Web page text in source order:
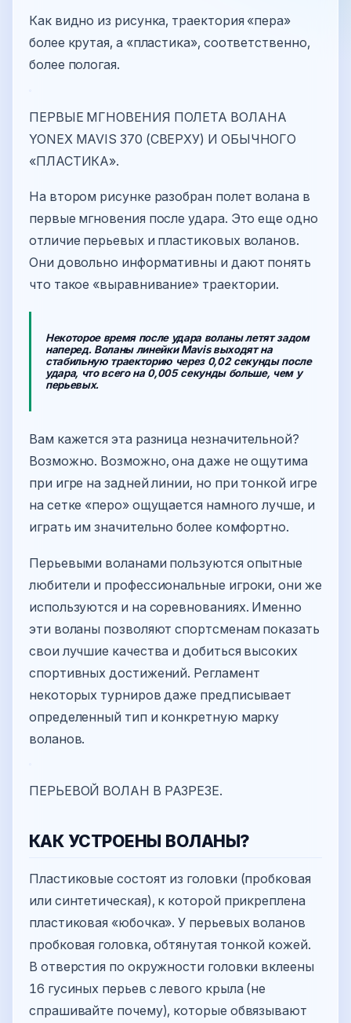
Как видно из рисунка, траектория «пера»
более крутая, а «пластика», соответственно,
более пологая.
ПЕРВЫЕ МГНОВЕНИЯ ПОЛЕТА ВОЛАНА
YONEX MAVIS 370 (СВЕРХУ) И ОБЫЧНОГО
«ПЛАСТИКА».
На втором рисунке разобран полет волана в
первые мгновения после удара. Это еще одно
отличие перьевых и пластиковых воланов.
Они довольно информативны и дают понять
что такое «выравнивание» траектории.
Некоторое время после удара воланы летят задом
наперед. Воланы линейки Mavis выходят на
стабильную траекторию через 0,02 секунды после
удара, что всего на 0,005 секунды больше, чем у
перьевых.
Вам кажется эта разница незначительной?
Возможно. Возможно, она даже не ощутима
при игре на задней линии, но при тонкой игре
на сетке «перо» ощущается намного лучше, и
играть им значительно более комфортно.
Перьевыми воланами пользуются опытные
любители и профессиональные игроки, они же
используются и на соревнованиях. Именно
эти воланы позволяют спортсменам показать
свои лучшие качества и добиться высоких
спортивных достижений. Регламент
некоторых турниров даже предписывает
определенный тип и конкретную марку
воланов.
ПЕРЬЕВОЙ ВОЛАН В РАЗРЕЗЕ.
КАК УСТРОЕНЫ ВОЛАНЫ?
Пластиковые состоят из головки (пробковая
или синтетическая), к которой прикреплена
пластиковая «юбочка». У перьевых воланов
пробковая головка, обтянутая тонкой кожей.
В отверстия по окружности головки вклеены
16 гусиных перьев с левого крыла (не
спрашивайте почему), которые обвязывают